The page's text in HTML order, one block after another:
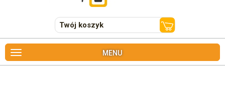
Twój koszyk
MENU